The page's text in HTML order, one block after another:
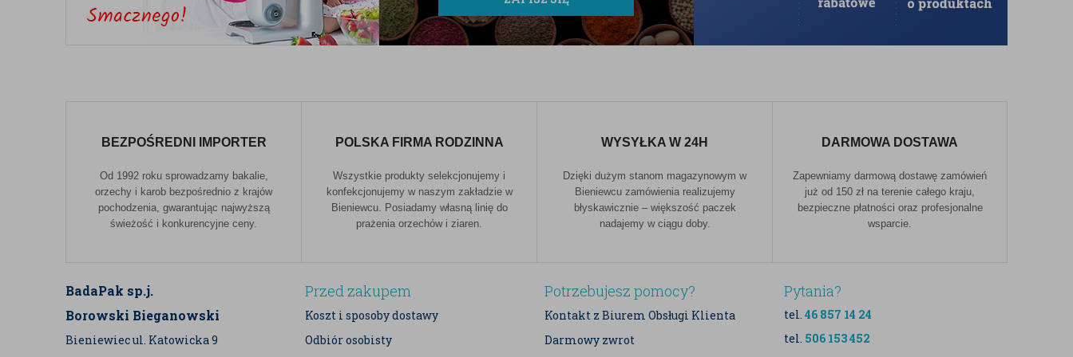
– staje się niezastąpionym składnikiem w kuchni każdego, kto ceni smak, wygodę i naturalność.
Idealna dodatek do zup, sosów, pieczeni, wypieków oraz wszelkich potraw, gdzie cebula odgrywa
BEZPOŚREDNI IMPORTER
Od 1992 roku sprowadzamy bakalie,
orzechy i karob bezpośrednio z krajów
pochodzenia, gwarantując najwyższą
świeżość i konkurencyjne ceny.
POLSKA FIRMA RODZINNA
Wszystkie produkty selekcjonujemy i
konfekcjonujemy w naszym zakładzie w
Bieniewcu. Posiadamy własną linię do
prażenia orzechów i ziaren.
WYSYŁKA W 24H
Dzięki dużym stanom magazynowym w
Bieniewcu zamówienia realizujemy
błyskawicznie – większość paczek
nadajemy w ciągu doby.
DARMOWA DOSTAWA
Zapewniamy darmową dostawę zamówień
już od 150 zł na terenie całego kraju,
bezpieczne płatności oraz profesjonalne
wsparcie.
BadaPak sp.j.
Borowski Bieganowski
Bieniewiec ul. Katowicka 9
Pytania?
tel. 46 857 14 24
tel. 506 153 452
Przed zakupem
Koszt i sposoby dostawy
Odbiór osobisty
Potrzebujesz pomocy?
Kontakt z Biurem Obsługi Klienta
Darmowy zwrot